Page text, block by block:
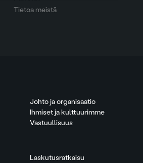
Tietoa meistä
Johto ja organisaatio
Ihmiset ja kulttuurimme
Vastuullisuus
Laskutusratkaisu